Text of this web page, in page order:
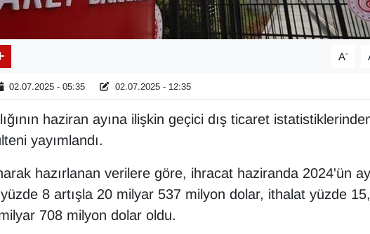
A-
02.07.2025 - 05:35 02.07.2025 - 12:35
haziran ayına ilişkin geçici dış ticaret
yayımlandı.
hazırlanan verilere göre, ihracat haziranda 2024'ün
yüzde 8 artışla 20 milyar 537 milyon dolar, ithalat yüzde
708 milyon dolar oldu.